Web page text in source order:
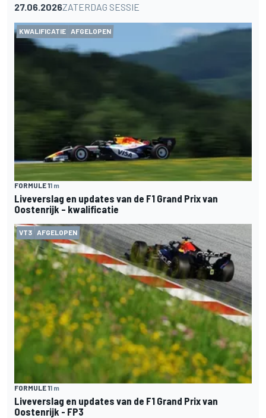
27.06.2026ZATERDAG SESSIE
KWALIFICATIE AFGELOPEN
FORMULE 11 m
Liveverslag en updates van de F1 Grand Prix van
Oostenrijk – kwalificatie
VT3 AFGELOPEN
FORMULE 11 m
Liveverslag en updates van de F1 Grand Prix van
Oostenrijk - FP3